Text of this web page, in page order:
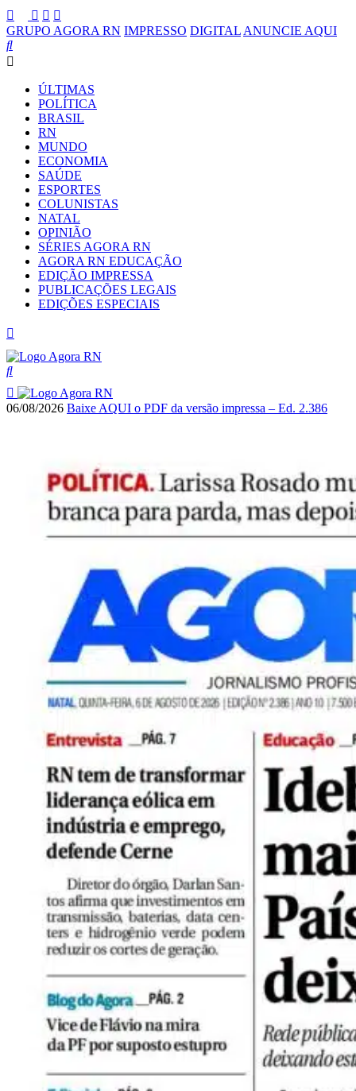
GRUPO AGORA RN IMPRESSO DIGITAL ANUNCIE AQUI
ÚLTIMAS
POLÍTICA
BRASIL
RN
MUNDO
ECONOMIA
SAÚDE
ESPORTES
COLUNISTAS
NATAL
OPINIÃO
SÉRIES AGORA RN
AGORA RN EDUCAÇÃO
EDIÇÃO IMPRESSA
PUBLICAÇÕES LEGAIS
EDIÇÕES ESPECIAIS
06/08/2026 Baixe AQUI o PDF da versão impressa – Ed. 2.386